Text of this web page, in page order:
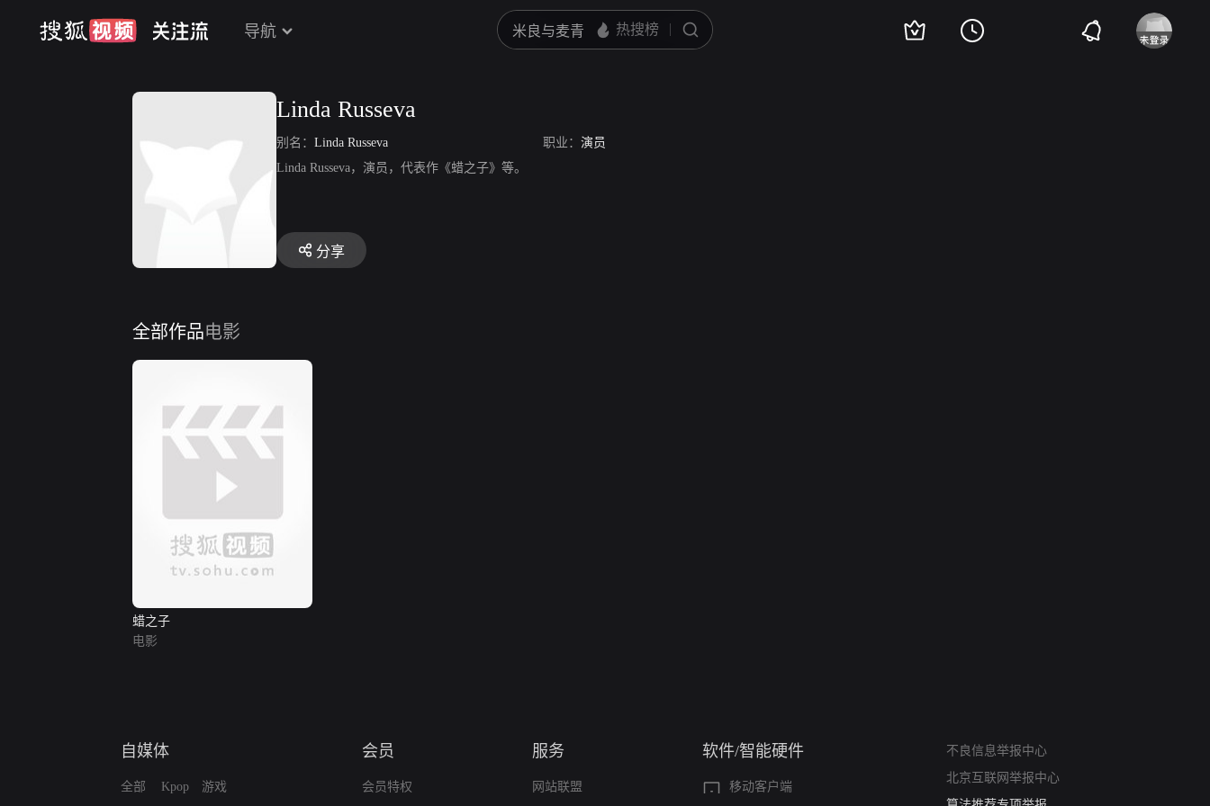
导航
Linda Russeva
别名： Linda Russeva 职业： 演员
Linda Russeva，演员，代表作《蜡之子》等。
分享
全部作品电影
蜡之子
电影
自媒体
全部 Kpop 游戏
会员
会员特权
服务
网站联盟
软件/智能硬件
移动客户端
不良信息举报中心
北京互联网举报中心
网络暴力有害信息举报
算法推荐专项举报